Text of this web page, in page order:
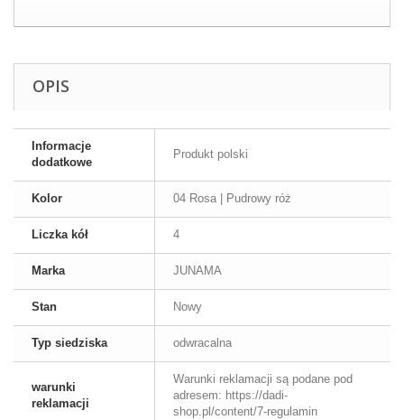
OPIS
Informacje
dodatkowe
Produkt polski
Kolor 04 Rosa | Pudrowy róż
Liczka kół 4
Marka JUNAMA
Stan Nowy
Typ siedziska odwracalna
warunki
reklamacji
Warunki reklamacji są podane pod
adresem: https://dadi-
shop.pl/content/7-regulamin